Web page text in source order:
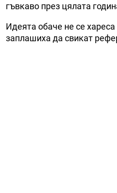
гъвкаво през цялата
Идеята обаче не се
заплашиха да свикат